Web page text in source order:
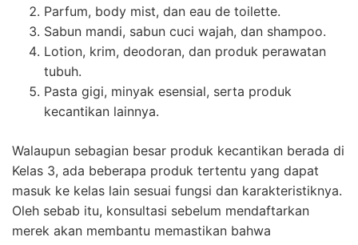
Parfum, body mist, dan eau de toilette.
Sabun mandi, sabun cuci wajah, dan shampoo.
Lotion, krim, deodoran, dan produk perawatan
tubuh.
Pasta gigi, minyak esensial, serta produk
kecantikan lainnya.
Walaupun sebagian besar produk kecantikan berada di
Kelas 3, ada beberapa produk tertentu yang dapat
masuk ke kelas lain sesuai fungsi dan karakteristiknya.
Oleh sebab itu, konsultasi sebelum mendaftarkan
merek akan membantu memastikan bahwa